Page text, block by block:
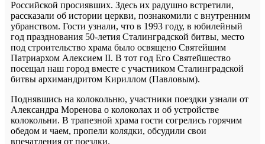
Российской просиявших. Здесь их радушно встретили,
рассказали об истории церкви, познакомили с внутренним
убранством. Гости узнали, что в 1993 году, в юбилейный
год празднования 50-летия Сталинградской битвы, место
под строительство храма было освящено Святейшим
Патриархом Алексием II. В тот год Его Святейшество
посещал наш город вместе с участником Сталинградской
битвы архимандритом Кириллом (Павловым).
Поднявшись на колокольню, участники поездки узнали от
Александра Моренова о колоколах и об устройстве
колокольни. В трапезной храма гости согрелись горячим
обедом и чаем, пропели колядки, обсудили свои
впечатления от поездки.